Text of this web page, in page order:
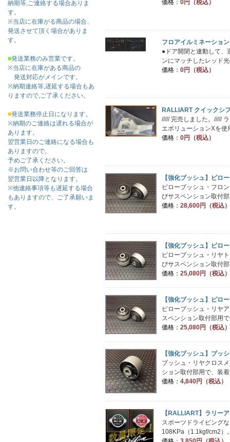
価格： 0円（税込）
フロアイルミネーション
●ドア開閉と連動して、
ンにマッチしたレッド
価格： 0円（税込）
RALLIART クイックシ
///// 完売しました。/////
エボリューションXを使
価格： 0円（税込）
【強化ブッシュ】ピロ
ピローブッシュ・フロ
びサスペンション取付
価格： 28,600円（税込）
【強化ブッシュ】ピロ
ピローブッシュ・リヤ
びサスペンション取付
価格： 25,080円（税込）
【強化ブッシュ】ピロ
ピローブッシュ・リヤ
スペンション取付部用
価格： 25,080円（税込）
【強化ブッシュ】ブッ
ブッシュ・リヤクロス
ション取付部用で、装
価格： 4,840円（税込）
【RALLIART】ラリー
スポーツドライビング
108KPa（1.1kgf/cm2）
納期等,ご連絡する場合ありま
す。
※当店に在庫がる商品の場合、
発送させて頂く場合がありま
す。
■発送業務のみ営業です。
※当店に在庫がある商品の
発送対応がメインです。
※納期連絡等,遅延する場合もあ
りますので,ご了承ください。
■発送業務停止日になります。
※納期のご連絡は遅れる場合が
あります。
翌営業日のご連絡になる場合も
ありますので,
予めご了承ください。
※お問い合わせ等のご回答は
翌営業日以降となります。
※他連絡事項等も遅延する場合
もありますので、ご了承願いま
す。